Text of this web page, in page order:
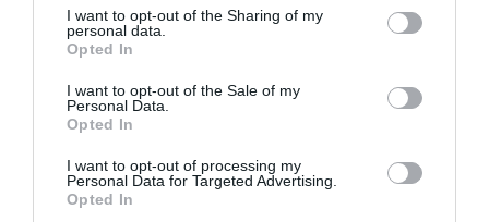
not limited to your visit or usage behaviour. You may click to
grant or deny consent to Google and its third-party tags to
use your data for below specified purposes in below Google
consent section.
I want to opt-out of the Sharing of my
personal data.
Opted In
I want to opt-out of the Sale of my
Personal Data.
Opted In
I want to opt-out of processing my
Personal Data for Targeted Advertising.
Opted In